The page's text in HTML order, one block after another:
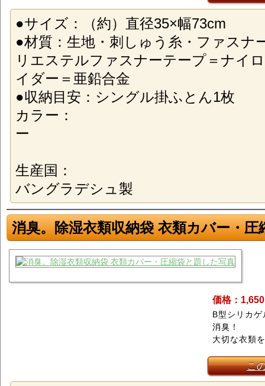
●サイズ：（約）直径35×幅73cm
●材質：生地・刺しゅう糸・ファスナ
リエステルファスナーテープ＝ナイ
イダー＝亜鉛合金
●収納目安：シングル掛ふとん1枚
カラー：
ー
生産国：
バングラデシュ製
消臭。除湿衣類収納袋 衣類カバー・圧
価格：
B型シリカ
消臭！
大切な衣類
こ